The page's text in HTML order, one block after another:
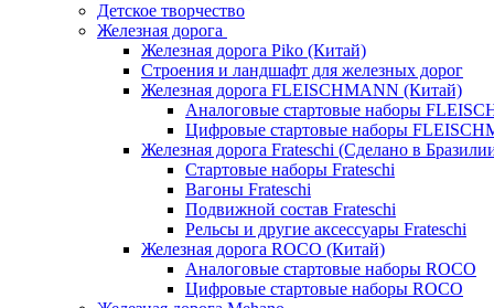
Детское творчество
Железная дорога
Железная дорога Piko (Китай)
Строения и ландшафт для железных дорог
Железная дорога FLEISCHMANN (Китай)
Аналоговые стартовые наборы
Цифровые стартовые наборы
Железная дорога Frateschi (Сделано в
Стартовые наборы Frateschi
Вагоны Frateschi
Подвижной состав Frateschi
Рельсы и другие аксессуары Frateschi
Железная дорога ROCO (Китай)
Аналоговые стартовые наборы ROCO
Цифровые стартовые наборы ROCO